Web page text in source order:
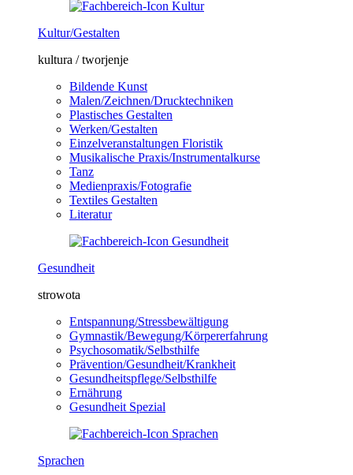
Kultur/Gestalten
kultura / tworjenje
Bildende Kunst
Malen/Zeichnen/Drucktechniken
Plastisches Gestalten
Werken/Gestalten
Einzelveranstaltungen Floristik
Musikalische Praxis/Instrumentalkurse
Tanz
Medienpraxis/Fotografie
Textiles Gestalten
Literatur
Gesundheit
strowota
Entspannung/Stressbewältigung
Gymnastik/Bewegung/Körpererfahrung
Psychosomatik/Selbsthilfe
Prävention/Gesundheit/Krankheit
Gesundheitspflege/Selbsthilfe
Ernährung
Gesundheit Spezial
Sprachen